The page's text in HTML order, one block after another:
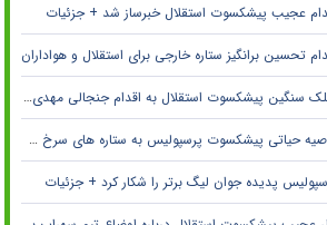
عجیب پیشکسوت استقلال خبرساز شد + جزئیات
تحسین برانگیز ستاره خارجی برای استقلال و هواداران
سنگین پیشکسوت استقلال به اقدام جنجالی مهدی تاج در فدراسیون فوتبال
حیاتی پیشکسوت پرسپولیس به ستاره های سرخ + جزئیات
پدیده جوان لیگ برتر را شکار کرد + جزئیات